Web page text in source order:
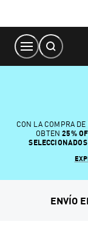
Content
CON LA COMPRA
OBTEN 25%
SELECCIONADOS
ENVÍO